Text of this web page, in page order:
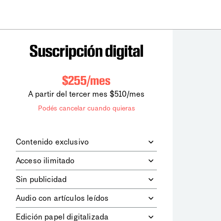
Suscripción digital
$255/mes
A partir del tercer mes $510/mes
Podés cancelar cuando quieras
Contenido exclusivo
digitales dela diaria
los contenidos de Le Monde
diplomatique.
Acceso ilimitado
contenidos.
Sin publicidad
publicitarios.
Audio con artículos leídos
Edición papel digitalizada